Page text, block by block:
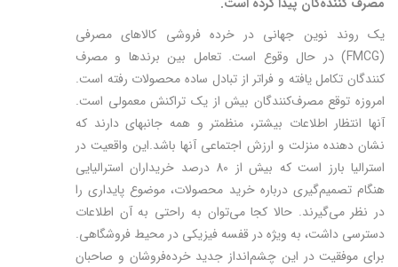
یک روند نوین جهانی در خرده فروشی کالاهای مصرفی
(FMCG) در حال وقوع است. تعامل بین برندها و مصرف
کنندگان تکامل یافته و فراتر از تبادل ساده محصولات رفته است.
امروزه توقع مصرف‌­کنندگان بیش از یک تراکنش معمولی است.
آنها انتظار اطلاعات بیشتر، منظم­تر و همه جانبه­ای دارند که
نشان دهنده منزلت و ارزش اجتماعی آنها باشد.این واقعیت در
استرالیا بارز است که بیش از 80 درصد خریداران استرالیایی
هنگام تصمیم‌گیری درباره خرید محصولات، موضوع پایداری را
در نظر می‌گیرند. حالا کجا می‌توان به راحتی به آن اطلاعات
دسترسی داشت، به ویژه در قفسه فیزیکی در محیط فروشگاهی.
برای موفقیت در این چشم‌انداز جدید خرده‌فروشان و صاحبان